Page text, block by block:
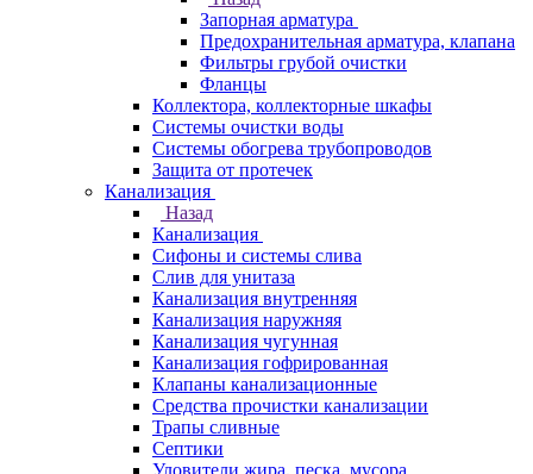
Запорная арматура
Предохранительная арматура, клапана
Фильтры грубой очистки
Фланцы
Коллектора, коллекторные шкафы
Системы очистки воды
Системы обогрева трубопроводов
Защита от протечек
Канализация
Назад
Канализация
Сифоны и системы слива
Слив для унитаза
Канализация внутренняя
Канализация наружняя
Канализация чугунная
Канализация гофрированная
Клапаны канализационные
Средства прочистки канализации
Трапы сливные
Септики
Уловители жира, песка, мусора